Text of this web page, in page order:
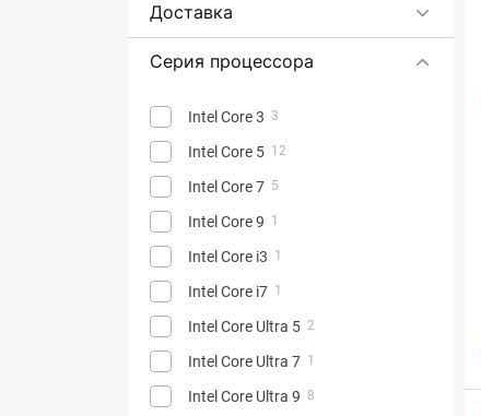
Доставка
Серия процессора
Intel Core 3 3
Intel Core 5 12
Intel Core 7 5
Intel Core 9 1
Intel Core i3 1
Intel Core i7 1
Intel Core Ultra 5 2
Intel Core Ultra 7 1
Intel Core Ultra 9 8